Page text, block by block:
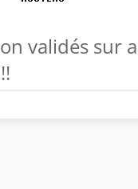
validés sur